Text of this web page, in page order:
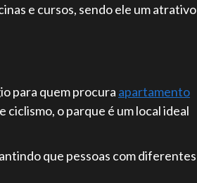
e cursos, sendo ele um atrativo
para quem procura apartamento
ciclismo, o parque é um local ideal
que pessoas com diferentes